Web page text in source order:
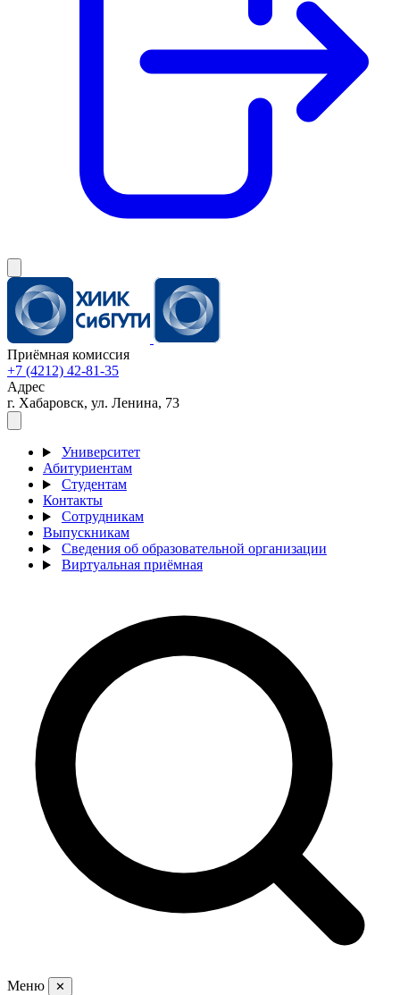
Приёмная комиссия
+7 (4212) 42-81-35
Адрес
г. Хабаровск, ул. Ленина, 73
Университет
Абитуриентам
Студентам
Контакты
Сотрудникам
Выпускникам
Сведения об образовательной организации
Виртуальная приёмная
Меню ✕